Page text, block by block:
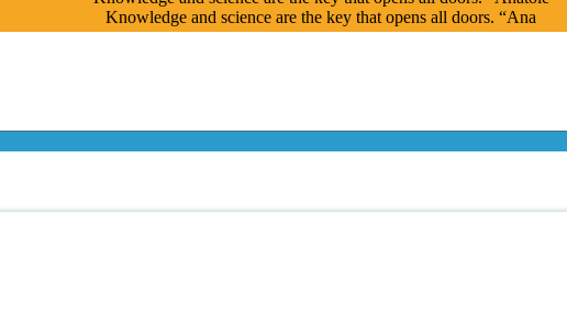
Knowledge and science are the key that opens all doors. “Anatole Fr